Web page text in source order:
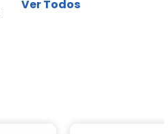
Ver Todos